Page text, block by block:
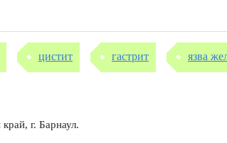
цистит гастрит язва
г. Барнаул.